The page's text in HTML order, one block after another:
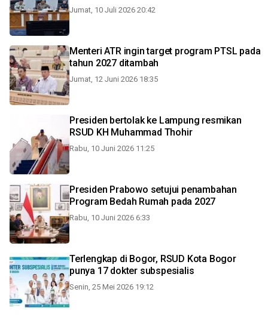
Jumat, 10 Juli 2026 20:42
Menteri ATR ingin target program PTSL pada
tahun 2027 ditambah
Jumat, 12 Juni 2026 18:35
Presiden bertolak ke Lampung resmikan
RSUD KH Muhammad Thohir
Rabu, 10 Juni 2026 11:25
Presiden Prabowo setujui penambahan
Program Bedah Rumah pada 2027
Rabu, 10 Juni 2026 6:33
Terlengkap di Bogor, RSUD Kota Bogor
punya 17 dokter subspesialis
Senin, 25 Mei 2026 19:12